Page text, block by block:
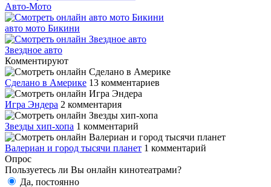
Авто-Мото
авто мото Бикини
Звездное авто
Комментируют
Сделано в Америке 13 комментариев
Игра Эндера 2 комментария
Звезды хип-хопа 1 комментарий
Валериан и город тысячи планет 1 комментарий
Опрос
Пользуетесь ли Вы онлайн кинотеатрами?
Да, постоянно